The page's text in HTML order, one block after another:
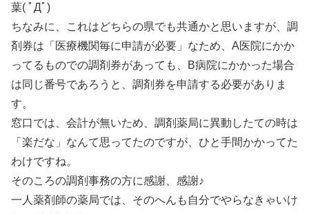
葉( ﾟДﾟ)
ちなみに、これはどちらの県でも共通かと思いますが、調
剤券は「医療機関毎に申請が必要」なため、A医院にかか
ってるものでの調剤券があっても、B病院にかかった場合
は同じ番号であろうと、調剤券を申請する必要がありま
す。
窓口では、会計が無いため、調剤薬局に異動したての時は
「楽だな」なんて思ってたのですが、ひと手間かかってた
わけですね。
そのころの調剤事務の方に感謝、感謝♪
一人薬剤師の薬局では、そのへんも自分でやらなきゃいけ